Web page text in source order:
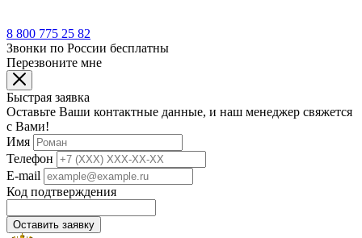
8 800 775 25 82
Звонки по России бесплатны
Перезвоните мне
Быстрая заявка
Оставьте Ваши контактные данные, и наш менеджер свяжется
с Вами!
Имя
Телефон
E-mail
Код подтверждения
Оставить заявку